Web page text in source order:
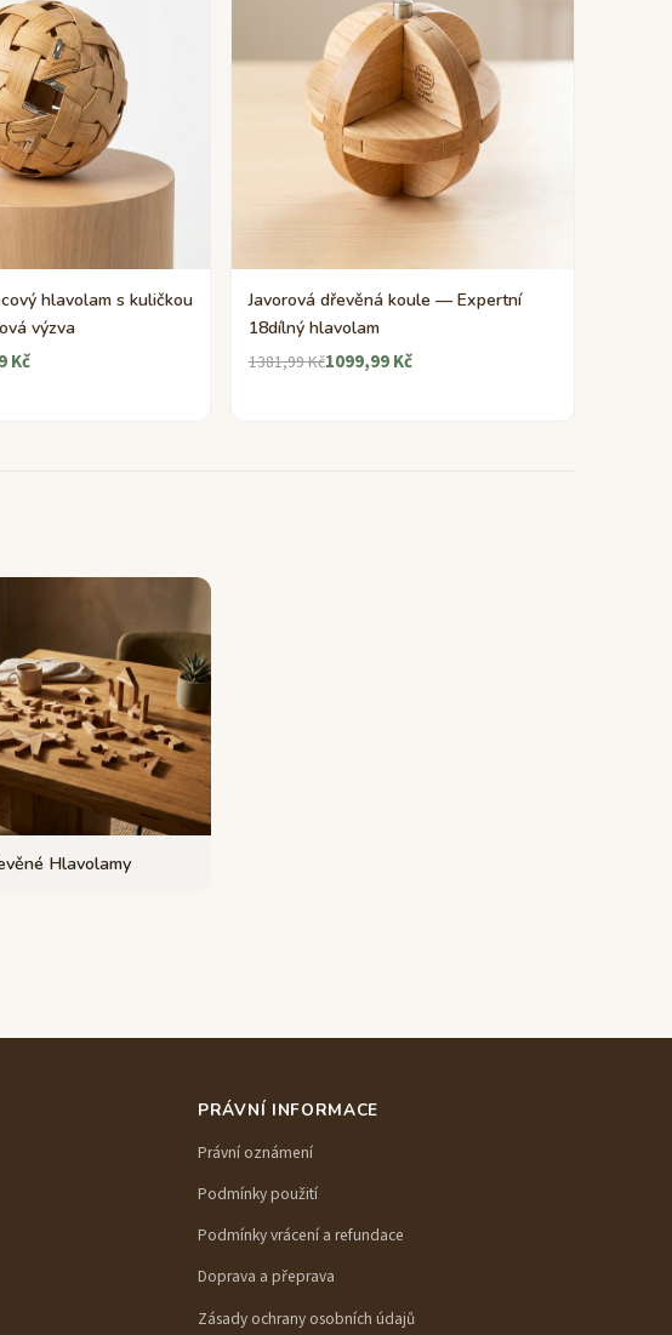
hlavolam s kuličkou
výzva
Kč
Javorová dřevěná koule — Expertní
18dílný hlavolam
1381,99 Kč1099,99 Kč
Hlavolamy
PRÁVNÍ INFORMACE
Právní oznámení
Podmínky použití
Podmínky vrácení a refundace
Doprava a přeprava
Zásady ochrany osobních údajů